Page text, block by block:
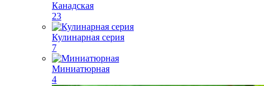
Канадская
23
Кулинарная серия
7
Миниатюрная
4